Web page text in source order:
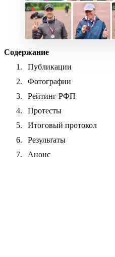
Содержание
Публикации
Фотографии
Рейтинг РФП
Протесты
Итоговый протокол
Результаты
Анонс